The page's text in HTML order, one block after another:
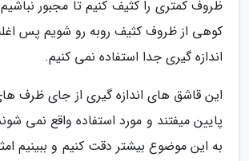
ظروف کمتری را کثیف کنیم تا مجبور
کوهی از ظروف کثیف روبه رو شویم پس
اندازه گیری جدا استفاده نمی کنیم.
این قاشق های اندازه گیری از جای ظرف
پایین میفتند و مورد استفاده واقع نمی
به این موضوع بیشتر دقت کنیم و ببینیم